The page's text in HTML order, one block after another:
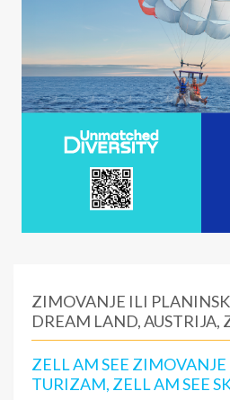
ZIMOVANJE ILI
DREAM LAND, AUSTRIJA,
ZELL AM SEE
TURIZAM, ZELL AM SEE